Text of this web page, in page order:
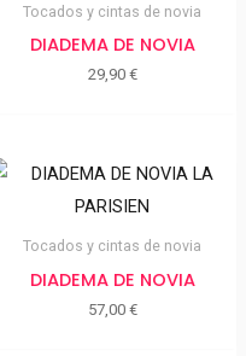
Tocados y cintas de novia
DIADEMA DE NOVIA
29,90 €
Tocados y cintas de novia
DIADEMA DE NOVIA
57,00 €